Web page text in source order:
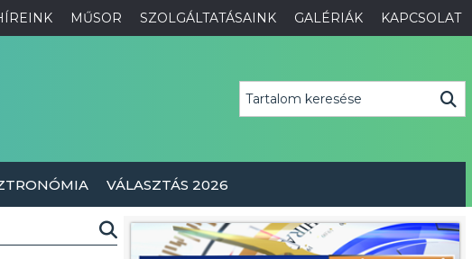
MŰSOR SZOLGÁLTATÁSAINK GALÉRIÁK KAPCSOLAT
VÁLASZTÁS 2026